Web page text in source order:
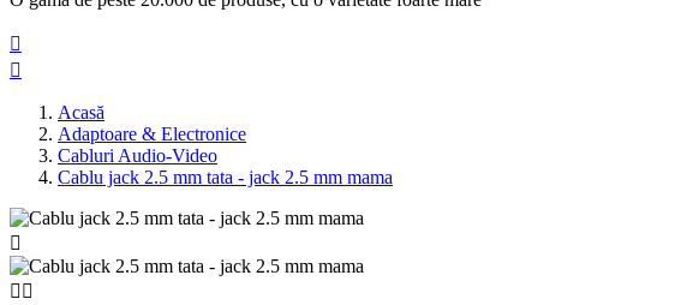


Acasă
Adaptoare & Electronice
Cabluri Audio-Video
Cablu jack 2.5 mm tata - jack 2.5 mm mama

 